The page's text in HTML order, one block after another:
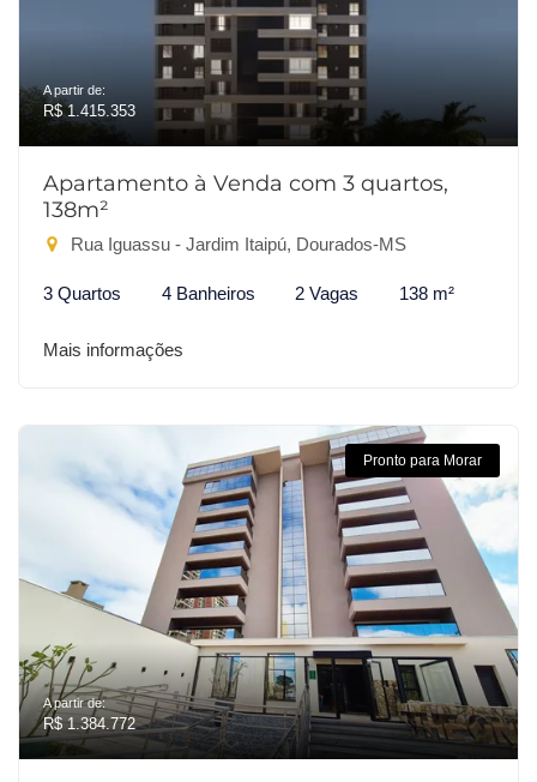
A partir de:
R$ 1.415.353
Apartamento à Venda com 3 quartos,
138m²
Rua Iguassu - Jardim Itaipú, Dourados-MS
3 Quartos 4 Banheiros 2 Vagas 138 m²
Mais informações
Pronto para Morar
A partir de:
R$ 1.384.772